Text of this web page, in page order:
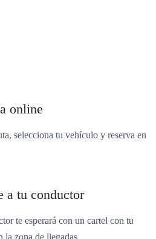
online
selecciona tu vehículo y reserva en
a tu conductor
te esperará con un cartel con tu
la zona de llegadas.